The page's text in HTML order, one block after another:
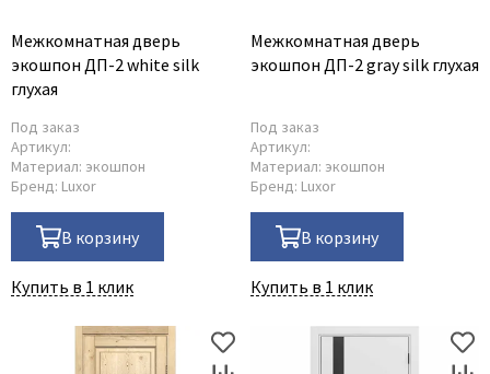
Межкомнатная дверь
экошпон ДП-2 white silk
глухая
Под заказ
Артикул:
Материал: экошпон
Бренд: Luxor
В корзину
Купить в 1 клик
Межкомнатная дверь
экошпон ДП-2 gray silk глухая
Под заказ
Артикул:
Материал: экошпон
Бренд: Luxor
В корзину
Купить в 1 клик